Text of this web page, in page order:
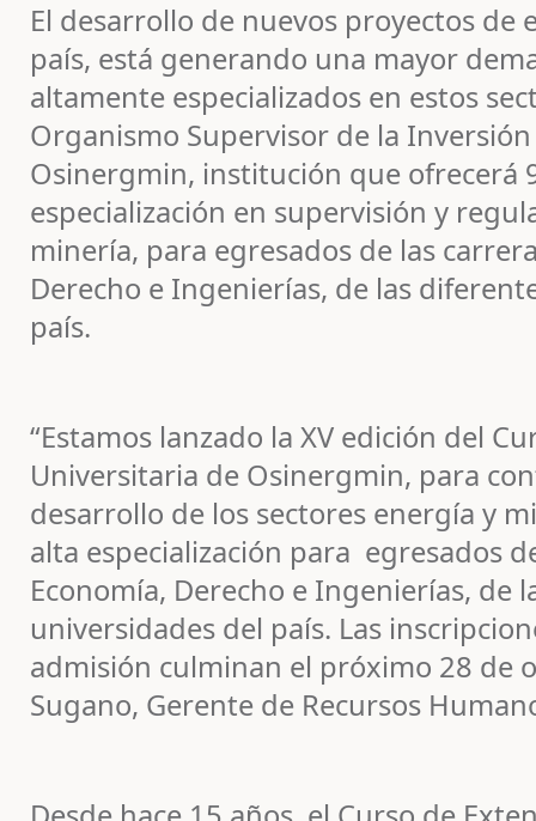
El desarrollo de nuevos proyectos de
país, está generando una mayor
altamente especializados en estos
Organismo Supervisor de la
Osinergmin, institución que ofrecerá
especialización en supervisión y
minería, para egresados de las
Derecho e Ingenierías, de las
país.
“Estamos lanzado la XV edición del
Universitaria de Osinergmin, para
desarrollo de los sectores energía y
alta especialización para egresados
Economía, Derecho e Ingenierías, de
universidades del país. Las
admisión culminan el próximo 28 de
Sugano, Gerente de Recursos